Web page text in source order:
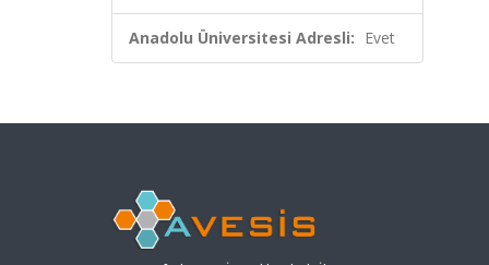
Anadolu Üniversitesi Adresli: Evet